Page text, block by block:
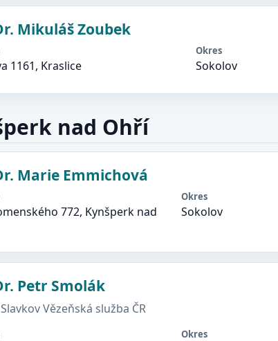
Mikuláš Zoubek
1161, Kraslice
Okres
Sokolov
nad Ohří
Marie Emmichová
772, Kynšperk nad
Okres
Sokolov
Petr Smolák
Vězeňská služba ČR
Okres